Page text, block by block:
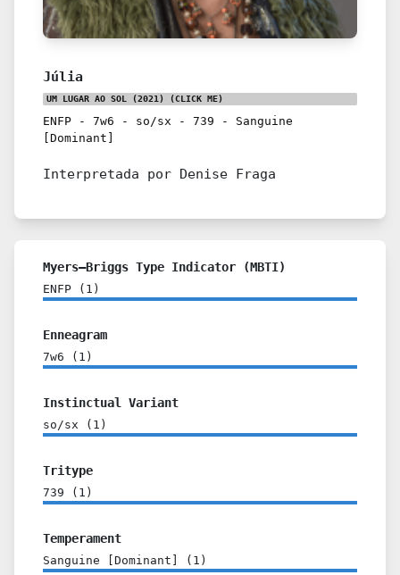
Júlia
UM LUGAR AO SOL (2021) (CLICK ME)
ENFP - 7w6 - so/sx - 739 - Sanguine
[Dominant]
Interpretada por Denise Fraga
Myers–Briggs Type Indicator (MBTI)
ENFP ( 1 )
Enneagram
7w6 ( 1 )
Instinctual Variant
so/sx ( 1 )
Tritype
739 ( 1 )
Temperament
Sanguine [Dominant] ( 1 )